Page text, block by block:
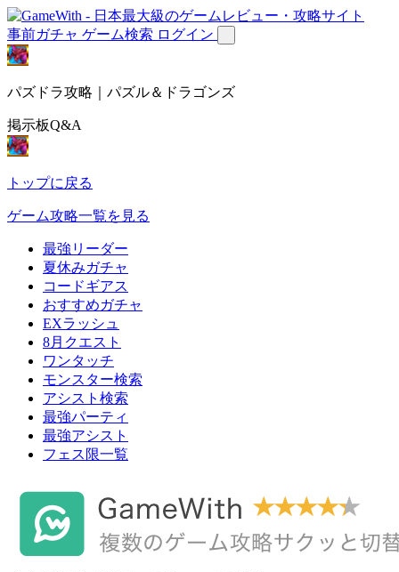
事前ガチャ ゲーム検索 ログイン
パズドラ攻略｜パズル＆ドラゴンズ
掲示板Q&A
トップに戻る
ゲーム攻略一覧を見る
最強リーダー
夏休みガチャ
コードギアス
おすすめガチャ
EXラッシュ
8月クエスト
ワンタッチ
モンスター検索
アシスト検索
最強パーティ
最強アシスト
フェス限一覧